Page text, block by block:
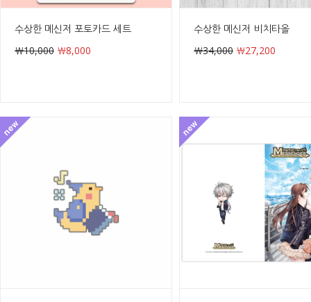
수상한 메신저 포토카드 세트
￦10,000 ￦8,000
수상한 메신저 비치타올
￦34,000 ￦27,200